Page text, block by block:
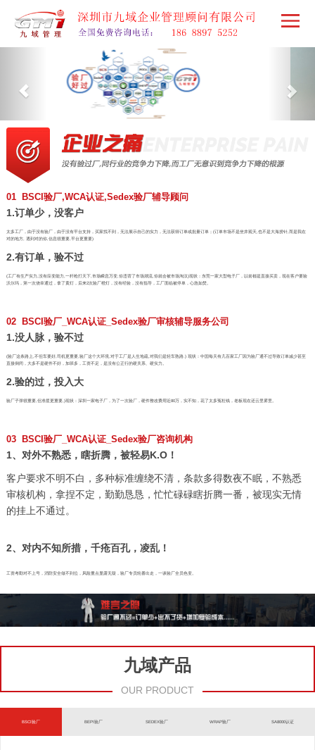
01 BSCI验厂,WCA认证,Sedex验厂辅导顾问
1.订单少，没客户
太多工厂，由于没有验厂，由于没有平台支持，买家找不到，无法展示自己的实力，无法获得订单或批量订单；(订单市场不是坐井观天,也不是大海捞针,而是我在
对的地方, 遇到对的你,信息很重要,平台更重要)
2.有订单，验不过
(工厂有生产实力,没有应变能力,一杆枪打天下,市场瞬息万变,你违背了市场潮流,你就会被市场淘汰)现状：东莞一家大型电子厂，以前都是直接买卖，现在客户要验
沃尔玛，第一次侥幸通过，拿了黄灯，后来2次验厂橙灯，没有经验，没有指导，工厂面临被停单，心急如焚。
02 BSCI验厂_WCA认证_Sedex验厂审核辅导服务公司
1.没人脉，验不过
(验厂这条路上,不但车要好,司机更重要,验厂这个大环境,对于工厂是人生地疏,对我们是轻车熟路.) 现状：中国每天有几百家工厂因为验厂通不过导致订单减少甚至
直接倒闭，大多不是硬件不好，加班多，工资不足，是没有公正行的硬关系、硬实力。
2.验的过，投入大
验厂子弹很重要,但准星更重要,)现状：深圳一家电子厂，为了一次验厂，硬件整改费用近80万，实不知，花了太多冤枉钱，老板现在还云里雾里。
03 BSCI验厂_WCA认证_Sedex验厂咨询机构
1、对外不熟悉，瞎折腾，被轻易K.O！
客户要求不明不白，多种标准缠绕不清，条款多得数夜不眠，不熟悉
审核机构，拿捏不定，勤勤恳恳，忙忙碌碌瞎折腾一番，被现实无情
的挂上不通过。
2、对内不知所措，千疮百孔，凌乱！
工资考勤对不上号，消防安全做不到位，风险重点显露无疑，验厂专员轮番出走，一谈验厂全员色变。
九域产品
OUR PRODUCT
BSCI验厂 BEPI验厂 SEDEX验厂 WRAP验厂 SA8000认证